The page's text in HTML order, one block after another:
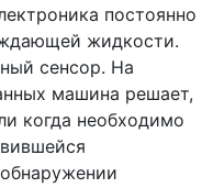
постоянно
жидкости.
сенсор. На
машина решает,
когда необходимо